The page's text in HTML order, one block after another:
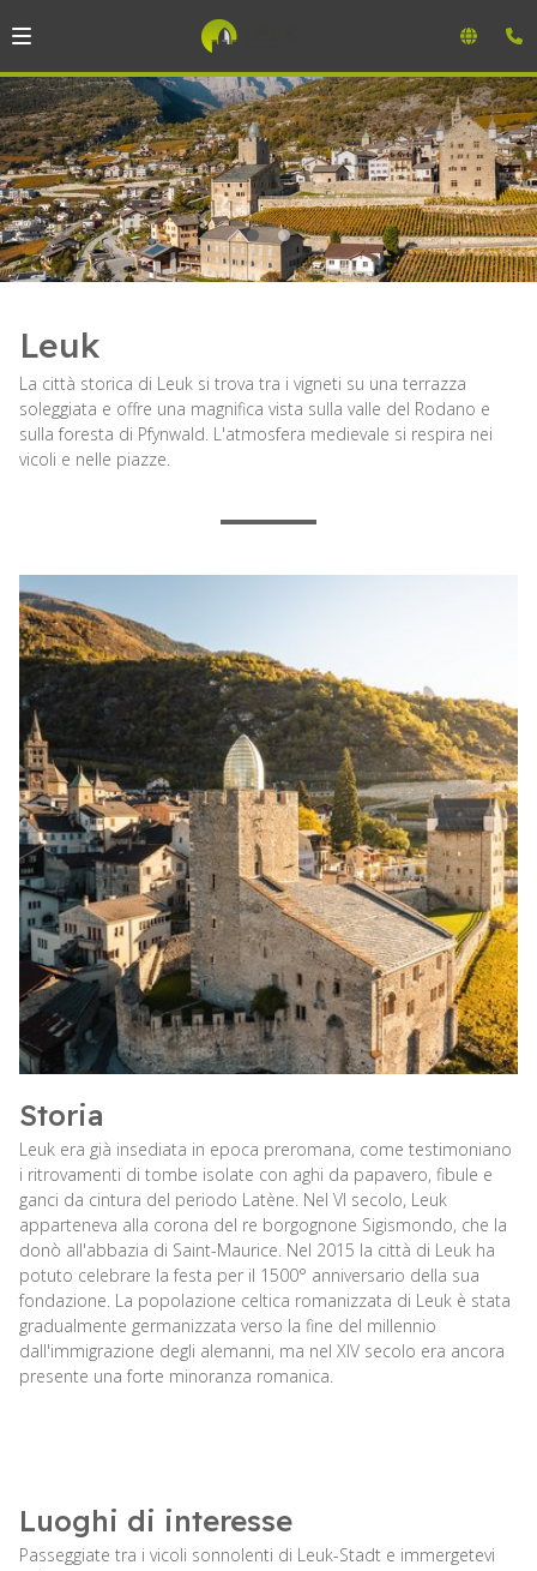
Leuk
La città storica di Leuk si trova tra i vigneti su una terrazza
soleggiata e offre una magnifica vista sulla valle del Rodano e
sulla foresta di Pfynwald. L'atmosfera medievale si respira nei
vicoli e nelle piazze.
Storia
Leuk era già insediata in epoca preromana, come testimoniano
i ritrovamenti di tombe isolate con aghi da papavero, fibule e
ganci da cintura del periodo Latène. Nel VI secolo, Leuk
apparteneva alla corona del re borgognone Sigismondo, che la
donò all'abbazia di Saint-Maurice. Nel 2015 la città di Leuk ha
potuto celebrare la festa per il 1500° anniversario della sua
fondazione. La popolazione celtica romanizzata di Leuk è stata
gradualmente germanizzata verso la fine del millennio
dall'immigrazione degli alemanni, ma nel XIV secolo era ancora
presente una forte minoranza romanica.
Luoghi di interesse
Passeggiate tra i vicoli sonnolenti di Leuk-Stadt e immergetevi